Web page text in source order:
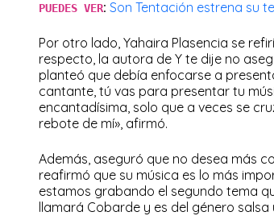
PUEDES VER: Son Tentación estrena su
Por otro lado, Yahaira Plasencia se
respecto, la autora de Y te dije no
planteó que debía enfocarse a
cantante, tú vas para presentar tu
encantadísima, solo que a veces se
rebote de mí», afirmó.
Además, aseguró que no desea más
reafirmó que su música es lo más
estamos grabando el segundo tema
llamará Cobarde y es del género salsa